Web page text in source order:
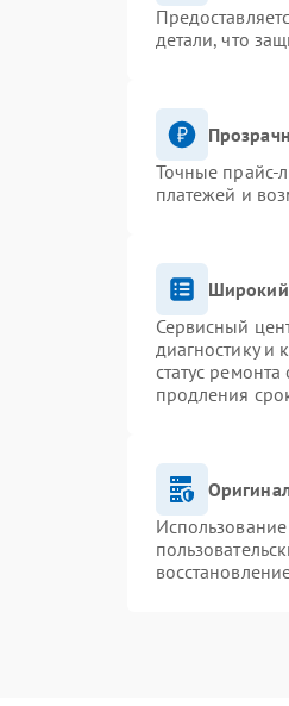
детали, что
Точные прайс-
платежей и
Широкий
Сервисный
диагностику и
статус
продления